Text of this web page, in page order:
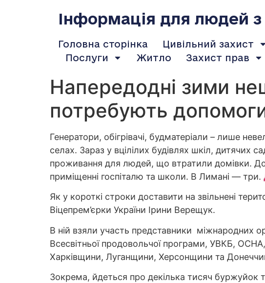
Інформація для людей з
Головна сторінка Цивільний захист
Послуги
Житло Захист прав
Напередодні зими
потребують
Генератори, обігрівачі, будматеріали – лише
селах. Зараз у вцілілих будівлях шкіл, дитячих
проживання для людей, що втратили домівки.
приміщенні госпіталю та школи. В Лимані — три.
Як у короткі строки доставити на звільнені
Віцепрем’єрки України Ірини Верещук.
В ній взяли участь представники міжнародних
Всесвітньої продовольчої програми, УВКБ,
Харківщини, Луганщини, Херсонщини та
Зокрема, йдеться про декілька тисяч буржуйок